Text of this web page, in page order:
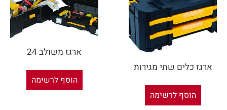
ארגז כלים שתי מגירות
הוסף לרשימה
ארגז משולב 24
הוסף לרשימה